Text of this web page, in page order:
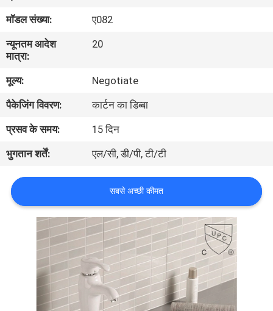
कारखाना
भ्रमण
गुणवत्ता
नियंत्रण
संपर्क
समाचार
मामलों
मॉडल संख्या:
ए082
न्यूनतम आदेश
मात्रा:
20
मूल्य:
Negotiate
पैकेजिंग विवरण:
कार्टन का डिब्बा
प्रसव के समय:
15 दिन
भुगतान शर्तें:
एल/सी, डी/पी, टी/टी
सबसे अच्छी कीमत